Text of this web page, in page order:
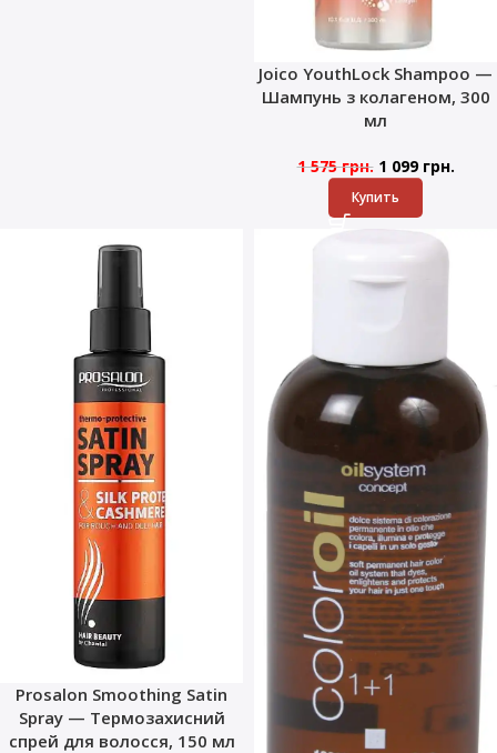
Joico YouthLock Shampoo —
Шампунь з колагеном, 300
мл
1 575грн. 1 099 грн.
Купить
Prosalon Smoothing Satin
Spray — Термозахисний
спрей для волосся, 150 мл